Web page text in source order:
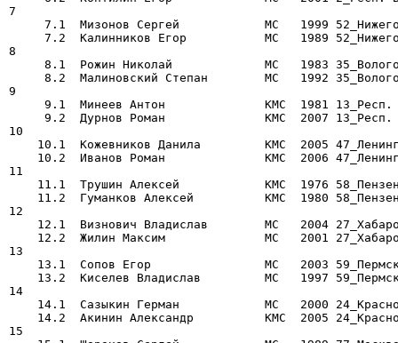
7
7.1  Мизонов Сергей            МС   1999
7.2  Калинников Егор           МС   1989
8
8.1  Рожин Николай             МС   1983
8.2  Малиновский Степан        МС   1992
9
9.1  Минеев Антон              КМС  1981
9.2  Дурнов Роман              КМС  2007
10
10.1  Кожевников Данила         КМС  2005
10.2  Иванов Роман              КМС  2006
11
11.1  Трушин Алексей            КМС  1976
11.2  Гуманков Алексей          КМС  1980
12
12.1  Визнович Владислав        МС   2004
12.2  Жилин Максим              МС   2001
13
13.1  Сопов Егор                МС   2003
13.2  Киселев Владислав         МС   1997
14
14.1  Сазыкин Герман            МС   2000
14.2  Акинин Александр          КМС  2005
15